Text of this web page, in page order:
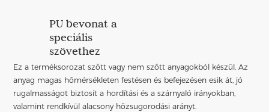
PU bevonat a
speciális
szövethez
Ez a terméksorozat szőtt vagy nem szőtt anyagokból készül. Az
anyag magas hőmérsékleten festésen és befejezésen esik át, jó
rugalmasságot biztosít a hordítási és a szárnyaló irányokban,
valamint rendkívül alacsony hőzsugorodási arányt.